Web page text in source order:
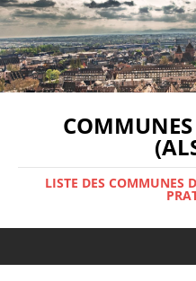
LISTE DES COMMUNES